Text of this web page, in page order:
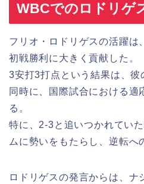
WBCでのロドリゲ
フリオ・ロドリゲスの活躍は
初戦勝利に大きく貢献した。
3安打3打点という結果は、彼
同時に、国際試合における適
る。
特に、2-3と追いつかれてい
ムに勢いをもたらし、逆転へ
ロドリゲスの発言からは、ナ